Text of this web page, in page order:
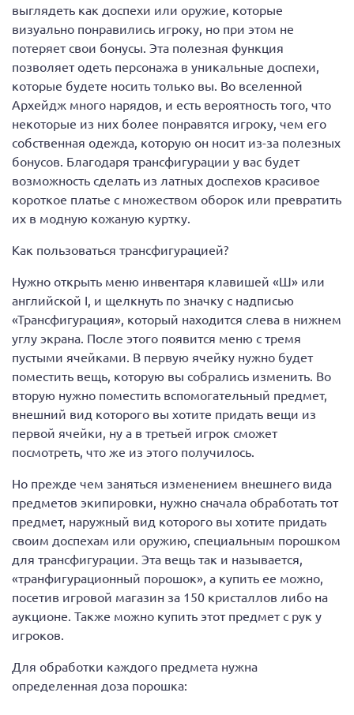
выглядеть как доспехи или оружие, которые
визуально понравились игроку, но при этом не
потеряет свои бонусы. Эта полезная функция
позволяет одеть персонажа в уникальные доспехи,
которые будете носить только вы. Во вселенной
Архейдж много нарядов, и есть вероятность того, что
некоторые из них более понравятся игроку, чем его
собственная одежда, которую он носит из-за полезных
бонусов. Благодаря трансфигурации у вас будет
возможность сделать из латных доспехов красивое
короткое платье с множеством оборок или превратить
их в модную кожаную куртку.
Как пользоваться трансфигурацией?
Нужно открыть меню инвентаря клавишей «Ш» или
английской I, и щелкнуть по значку с надписью
«Трансфигурация», который находится слева в нижнем
углу экрана. После этого появится меню с тремя
пустыми ячейками. В первую ячейку нужно будет
поместить вещь, которую вы собрались изменить. Во
вторую нужно поместить вспомогательный предмет,
внешний вид которого вы хотите придать вещи из
первой ячейки, ну а в третьей игрок сможет
посмотреть, что же из этого получилось.
Но прежде чем заняться изменением внешнего вида
предметов экипировки, нужно сначала обработать тот
предмет, наружный вид которого вы хотите придать
своим доспехам или оружию, специальным порошком
для трансфигурации. Эта вещь так и называется,
«транфигурационный порошок», а купить ее можно,
посетив игровой магазин за 150 кристаллов либо на
аукционе. Также можно купить этот предмет с рук у
игроков.
Для обработки каждого предмета нужна
определенная доза порошка: